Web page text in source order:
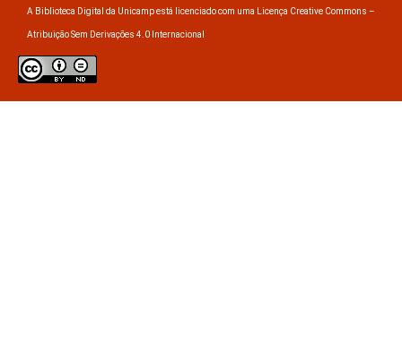
A Biblioteca Digital da Unicamp está licenciado com uma Licença Creative Commons –
Atribuição Sem Derivações 4.0 Internacional